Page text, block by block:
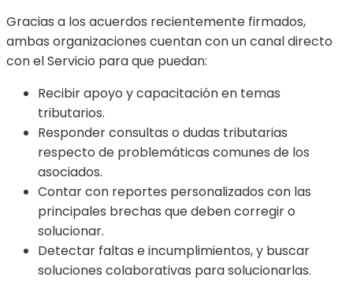
Gracias a los acuerdos recientemente firmados,
ambas organizaciones cuentan con un canal directo
con el Servicio para que puedan:
Recibir apoyo y capacitación en temas
tributarios.
Responder consultas o dudas tributarias
respecto de problemáticas comunes de los
asociados.
Contar con reportes personalizados con las
principales brechas que deben corregir o
solucionar.
Detectar faltas e incumplimientos, y buscar
soluciones colaborativas para solucionarlas.